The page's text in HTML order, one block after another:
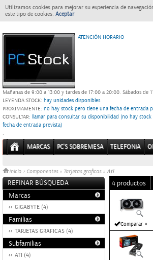
Utilizamos cookies para mejorar su experiencia de
este tipo de cookies. Aceptar
ATENCIÓN HORARIO
Mañanas de 9:00 a 13:00 y tardes de 17:00 a 20:00. Sábados de
LEYENDA:STOCK: hay unidades disponibles
PROXIMAMENTE: no hay stock pero tiene una fecha de entrada
CONSULTAR: llamar para consultar su disponibilidad (no hay
fecha de entrada prevista)
.
MARCAS PC'S SOBREMESA TELEFONIA
Inicio > Componentes » Tarjetas graficas » Ati
REFINAR BÚSQUEDA
Marcas
GIGABYTE (4)
Familias
TARJETAS GRAFICAS (4)
Subfamilias
ATI (4)
4 productos
Comparar »